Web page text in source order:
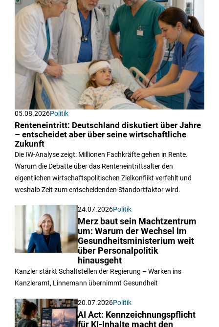
05.08.2026Politik
Renteneintritt: Deutschland diskutiert über Jahre
– entscheidet aber über seine wirtschaftliche
Zukunft
Die IW-Analyse zeigt: Millionen Fachkräfte gehen in Rente.
Warum die Debatte über das Renteneintrittsalter den
eigentlichen wirtschaftspolitischen Zielkonflikt verfehlt und
weshalb Zeit zum entscheidenden Standortfaktor wird.
24.07.2026Politik
Merz baut sein Machtzentrum
um: Warum der Wechsel im
Gesundheitsministerium weit
über Personalpolitik
hinausgeht
Kanzler stärkt Schaltstellen der Regierung – Warken ins
Kanzleramt, Linnemann übernimmt Gesundheit
20.07.2026Politik
AI Act: Kennzeichnungspflicht
für KI-Inhalte macht den